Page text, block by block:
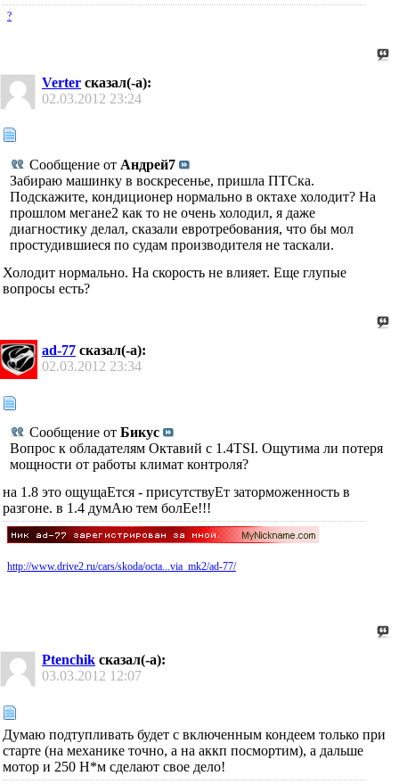
?
Verter сказал(-а):
02.03.2012 23:24
Сообщение от Андрей7
Забираю машинку в воскресенье, пришла ПТСка.
Подскажите, кондиционер нормально в октахе холодит? На
прошлом мегане2 как то не очень холодил, я даже
диагностику делал, сказали евротребования, что бы мол
простудившиеся по судам производителя не таскали.
Холодит нормально. На скорость не влияет. Еще глупые
вопросы есть?
ad-77 сказал(-а):
02.03.2012 23:34
Сообщение от Бикус
Вопрос к обладателям Октавий с 1.4TSI. Ощутима ли потеря
мощности от работы климат контроля?
на 1.8 это ощущаЕтся - присутствуЕт заторможенность в
разгоне. в 1.4 думАю тем болЕе!!!
http://www.drive2.ru/cars/skoda/octa...via_mk2/ad-77/
Ptenchik сказал(-а):
03.03.2012 12:07
Думаю подтупливать будет с включенным кондеем только при
старте (на механике точно, а на аккп посмортим), а дальше
мотор и 250 Н*м сделают свое дело!